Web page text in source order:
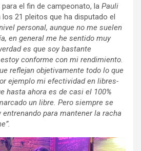
el fin de campeonato, la Pauli
21 pleitos que ha disputado el
personal, aunque no me suelen
en general me he sentido muy
es que soy bastante
conforme con mi rendimiento.
reflejan objetivamente todo lo que
ejemplo mi efectividad en libres-
hasta ahora es de casi el 100%
un libre. Pero siempre se
para mantener la racha